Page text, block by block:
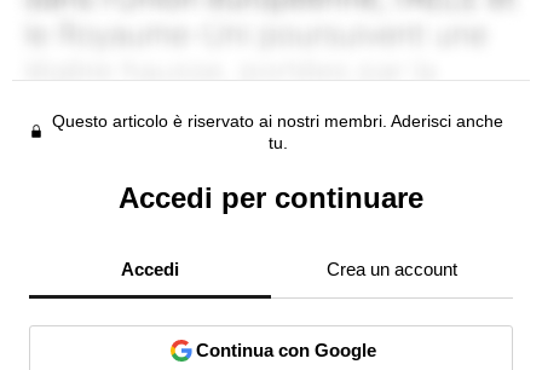
Questo articolo è riservato ai nostri membri. Aderisci anche
tu.
Accedi per continuare
Accedi Crea un account
Continua con Google